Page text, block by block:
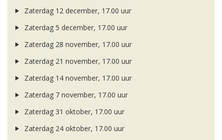
Zaterdag 12 december, 17.00 uur
Zaterdag 5 december, 17.00 uur
Zaterdag 28 november, 17.00 uur
Zaterdag 21 november, 17.00 uur
Zaterdag 14 november, 17.00 uur
Zaterdag 7 november, 17.00 uur
Zaterdag 31 oktober, 17.00 uur
Zaterdag 24 oktober, 17.00 uur